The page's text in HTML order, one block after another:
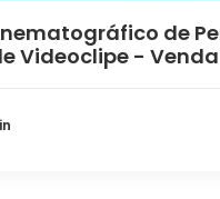
de
Videoclipe -